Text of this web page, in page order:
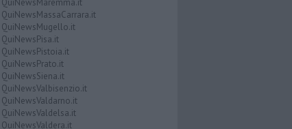
QuiNewsMassaCarrara.it
QuiNewsMugello.it
QuiNewsPisa.it
QuiNewsPistoia.it
QuiNewsPrato.it
QuiNewsSiena.it
QuiNewsValbisenzio.it
QuiNewsValdarno.it
QuiNewsValdelsa.it
QuiNewsValdera.it